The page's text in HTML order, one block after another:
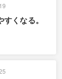
くなる。